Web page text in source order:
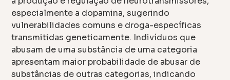
especialmente a dopamina, sugerindo
vulnerabilidades comuns e droga-específicas
transmitidas geneticamente. Indivíduos que
abusam de uma substância de uma categoria
apresentam maior probabilidade de abusar de
substâncias de outras categorias, indicando